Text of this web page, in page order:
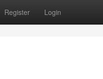
Register Login